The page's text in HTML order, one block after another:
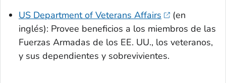
US Department of Veterans Affairs
(en
inglés): Provee beneficios a los miembros de las
Fuerzas Armadas de los EE. UU., los veteranos,
y sus dependientes y sobrevivientes.